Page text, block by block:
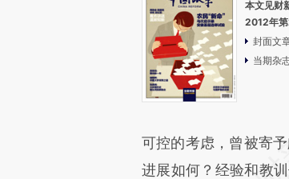
本文见财
2012年
封面文
当期杂
可控的考虑，曾被寄
进展如何？经验和教